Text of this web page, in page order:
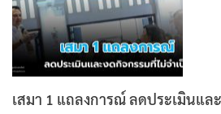
เสมา 1 แถลงการณ์ ลดประเมินแล